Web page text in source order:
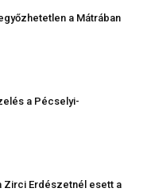
a Mátrában
a Pécselyi-
Zirci Erdészetnél esett a